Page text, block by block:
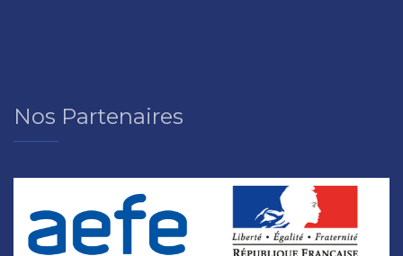
Nos Partenaires